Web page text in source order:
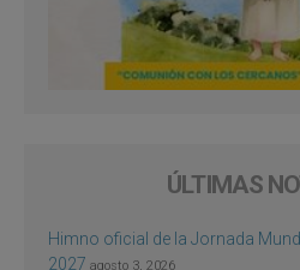
ÚLTIMAS
Himno oficial de la Jornada
2027 agosto 3, 2026